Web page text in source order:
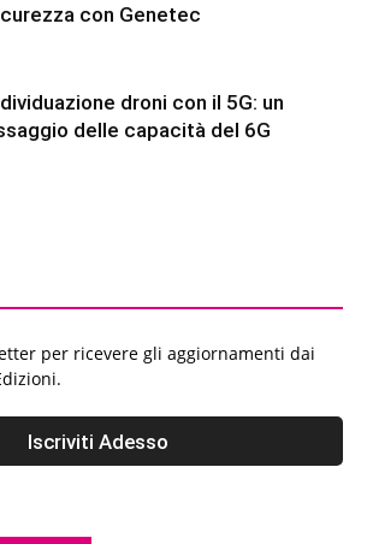
con Genetec
droni con il 5G: un
delle capacità del 6G
per ricevere gli aggiornamenti dai